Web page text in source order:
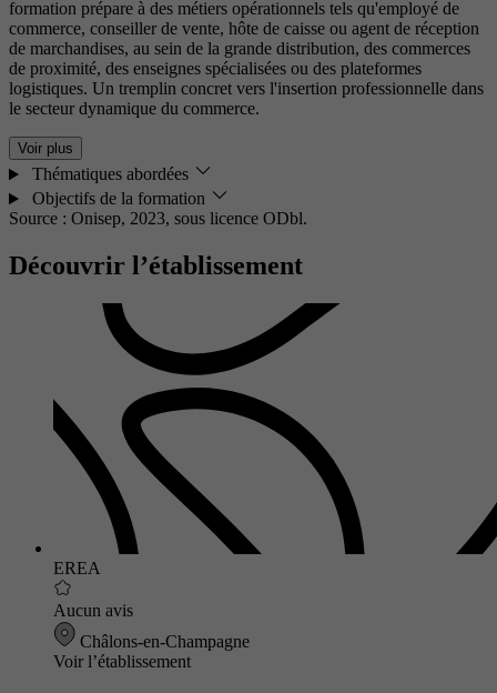
formation prépare à des métiers opérationnels tels qu'employé de
commerce, conseiller de vente, hôte de caisse ou agent de réception
de marchandises, au sein de la grande distribution, des commerces
de proximité, des enseignes spécialisées ou des plateformes
logistiques. Un tremplin concret vers l'insertion professionnelle dans
le secteur dynamique du commerce.
Voir plus
Thématiques abordées
Objectifs de la formation
Source : Onisep, 2023, sous licence ODbl.
Découvrir l’établissement
EREA
Aucun avis
Châlons-en-Champagne
Voir l’établissement